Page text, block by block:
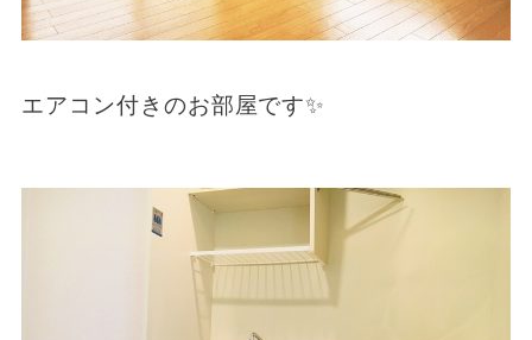
エアコン付きのお部屋です✨